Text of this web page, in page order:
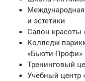
и эстетики
Салон красоты
Колледж
«Бьюти-Профи»
Тренинговый
Учебный центр